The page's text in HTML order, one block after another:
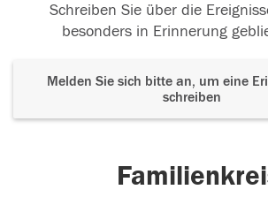
Schreiben Sie über die
besonders in Erinnerung
Melden Sie sich bitte an, um eine
schreiben